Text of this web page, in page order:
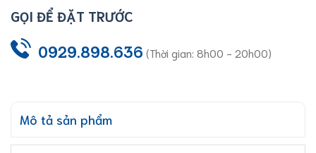
GỌI ĐỂ ĐẶT TRƯỚC
0929.898.636 (Thời gian: 8h00 - 20h00)
Mô tả sản phẩm